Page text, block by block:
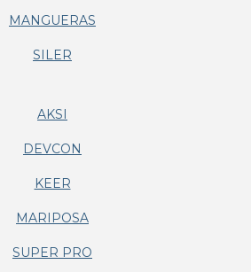
MANGUERAS
SILER
AKSI
DEVCON
KEER
MARIPOSA
SUPER PRO